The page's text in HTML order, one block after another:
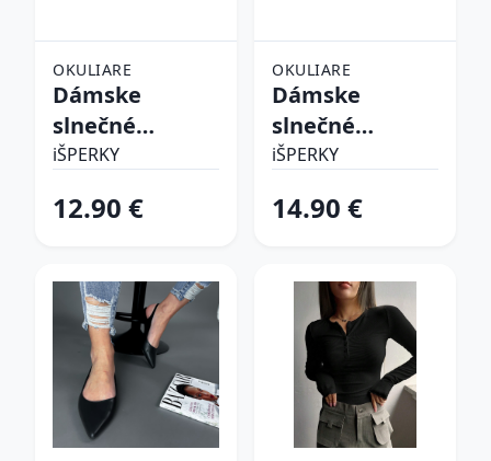
OKULIARE
Dámske
slnečné
okuliare
iŠPERKY
12.90 €
OKULIARE
Dámske
slnečné
okuliare
iŠPERKY
14.90 €